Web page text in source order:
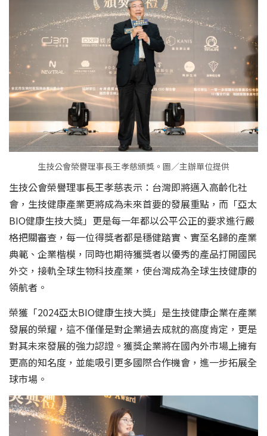
生技公會榮譽理事長王孝慈頒獎。圖／主辦單位提供
生技公會榮譽理事長王孝慈表示：台灣即將邁入高齡化社
會，生技健康產業更將成為未來首要的發展重點，而「亞太
BIO健康生技大獎」更是每一年都以公平公正的要求進行嚴
格把關審查，每一位得獎者都是穩健踏實、實至名歸的產業
典範、企業楷模，同時也期待獲獎者以優秀的產品打開國民
外交，接軌全球生物科技產業，使台灣成為全球生技健康的
領航者。
榮獲「2024亞太BIO健康生技大獎」是生技健康企業在產業
發展的榮耀，這不僅僅是對企業過去成就的高度肯定，更是
對其未來發展的強力認證。獲獎企業將在國內外市場上擁有
更高的知名度，並能吸引更多國際合作機會，進一步拓展全
球市場。